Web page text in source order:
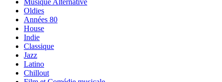
Musique Alternative
Oldies
Années 80
House
Indie
Classique
Jazz
Latino
Chillout